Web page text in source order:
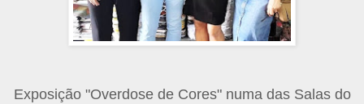
Exposição "Overdose de Cores" numa das Salas do